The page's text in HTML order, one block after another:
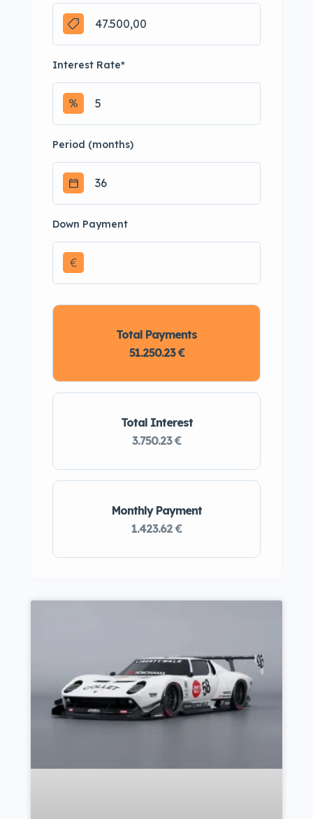
Interest Rate*
Period (months)
Down Payment
€
Monthly Payment
1.423.62 €
Total Interest
3.750.23 €
Total Payments
51.250.23 €